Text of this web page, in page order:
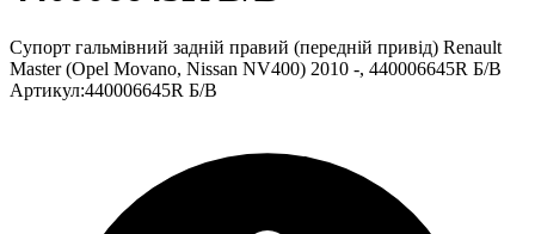
Супорт гальмівний задній правий (передній привід) Renault
Master (Opel Movano, Nissan NV400) 2010 -, 440006645R Б/В
Артикул:440006645R Б/В